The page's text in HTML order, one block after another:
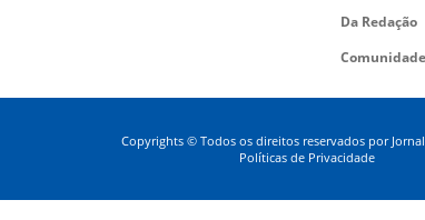
Da Redação
Comunidade
Copyrights © Todos os direitos reservados por
Políticas de Privacidade